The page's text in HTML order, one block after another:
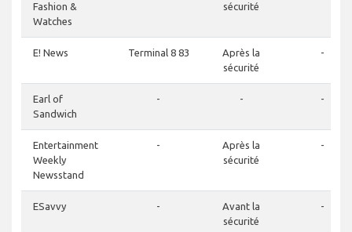
Fashion &
Watches
sécurité
E! News Terminal 8 83
Après la
sécurité
-
Earl of
Sandwich
- - -
Entertainment
Weekly
Newsstand
-
Après la
sécurité
-
ESavvy -
Avant la
sécurité
-